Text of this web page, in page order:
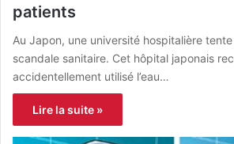
patients
Au Japon, une université hospitalière
scandale sanitaire. Cet hôpital japonais
accidentellement utilisé l’eau…
Lire la suite »